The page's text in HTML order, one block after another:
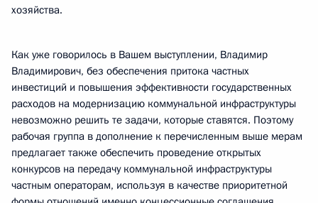
хозяйства.
Как уже говорилось в Вашем выступлении, Владимир
Владимирович, без обеспечения притока частных
инвестиций и повышения эффективности государственных
расходов на модернизацию коммунальной инфраструктуры
невозможно решить те задачи, которые ставятся. Поэтому
рабочая группа в дополнение к перечисленным выше мерам
предлагает также обеспечить проведение открытых
конкурсов на передачу коммунальной инфраструктуры
частным операторам, используя в качестве приоритетной